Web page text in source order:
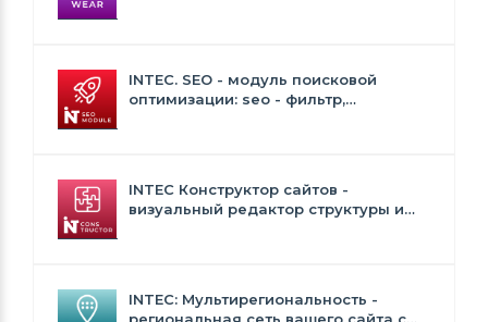
INTEC. SEO - модуль поисковой
оптимизации: seo - фильтр,
INTEC Конструктор сайтов -
визуальный редактор структуры и
INTEC: Мультирегиональность -